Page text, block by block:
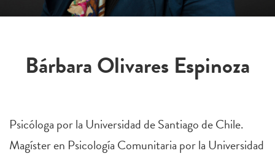
Bárbara Olivares Espinoza
Psicóloga por la Universidad de Santiago de Chile.
Magíster en Psicología Comunitaria por la Universidad